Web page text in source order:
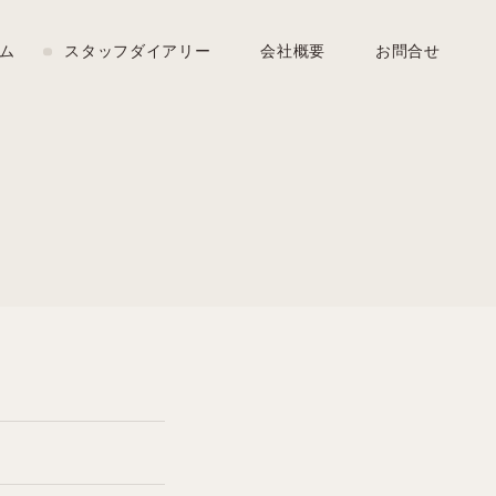
スタッフダイアリー 会社概要 お問合せ